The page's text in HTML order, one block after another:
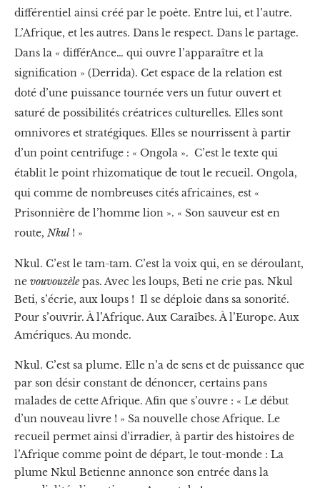
différentiel ainsi créé par le poète. Entre lui, et l’autre.
L’Afrique, et les autres. Dans le respect. Dans le partage.
Dans la « différAnce… qui ouvre l’apparaître et la
signification » (Derrida). Cet espace de la relation est
doté d’une puissance tournée vers un futur ouvert et
saturé de possibilités créatrices culturelles. Elles sont
omnivores et stratégiques. Elles se nourrissent à partir
d’un point centrifuge : « Ongola ». C’est le texte qui
établit le point rhizomatique de tout le recueil. Ongola,
qui comme de nombreuses cités africaines, est «
Prisonnière de l’homme lion ». « Son sauveur est en
route, Nkul ! »
Nkul. C’est le tam-tam. C’est la voix qui, en se déroulant,
ne vouvouzèlepas. Avec les loups, Beti ne crie pas. Nkul
Beti, s’écrie, aux loups ! Il se déploie dans sa sonorité.
Pour s’ouvrir. À l’Afrique. Aux Caraïbes. À l’Europe. Aux
Amériques. Au monde.
Nkul. C’est sa plume. Elle n’a de sens et de puissance que
par son désir constant de dénoncer, certains pans
malades de cette Afrique. Afin que s’ouvre : « Le début
d’un nouveau livre ! » Sa nouvelle chose Afrique. Le
recueil permet ainsi d’irradier, à partir des histoires de
l’Afrique comme point de départ, le tout-monde : La
plume Nkul Betienne annonce son entrée dans la